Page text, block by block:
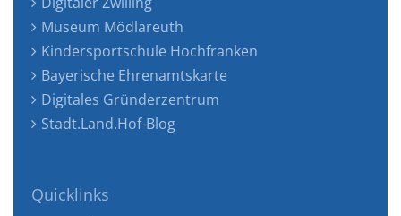
Museum Mödlareuth
Kindersportschule Hochfranken
Bayerische Ehrenamtskarte
Digitales Gründerzentrum
Stadt.Land.Hof-Blog
Quicklinks